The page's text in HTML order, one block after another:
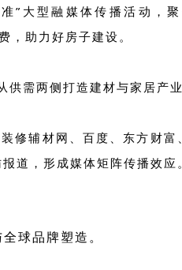
”大型融媒体传播活动，
，助力好房子建设。
需两侧打造建材与家居产业
辅材网、百度、东方财富
道，形成媒体矩阵传播效应。
球品牌塑造。